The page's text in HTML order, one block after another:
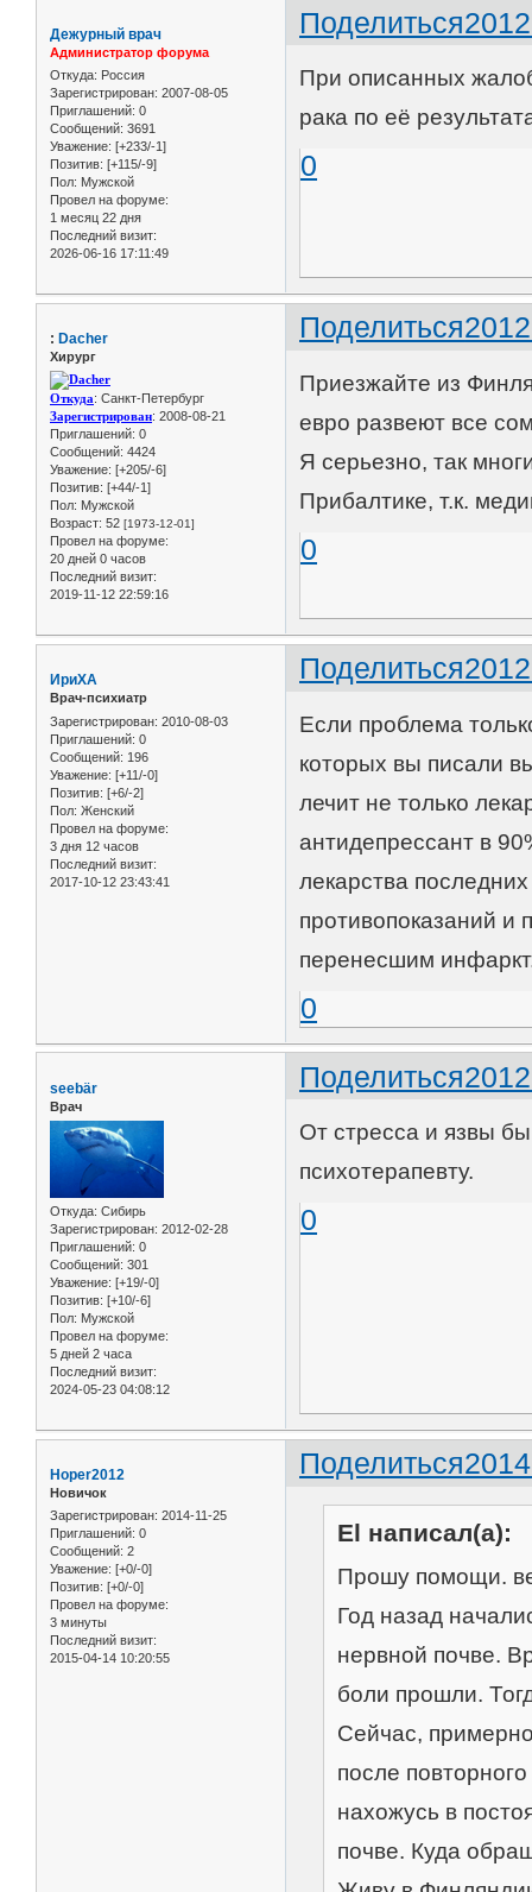
Поделиться
Дежурный врач
Администратор форума
Откуда: Россия
Зарегистрирован: 2007-08-05
Приглашений: 0
Сообщений: 3691
Уважение: [+233/-1]
Позитив: [+115/-9]
Пол: Мужской
Провел на форуме:
1 месяц 22 дня
Последний визит:
2026-06-16 17:11:49
При описанных
рака по её
0
Поделиться
: Dacher
Хирург
Откуда: Санкт-Петербург
Зарегистрирован: 2008-08-21
Приглашений: 0
Сообщений: 4424
Уважение: [+205/-6]
Позитив: [+44/-1]
Пол: Мужской
Возраст: 52 [1973-12-01]
Провел на форуме:
20 дней 0 часов
Последний визит:
2019-11-12 22:59:16
Приезжайте из
евро развеют все
Я серьезно, так
Прибалтике, т.к.
0
Поделиться
ИриХА
Врач-психиатр
Зарегистрирован: 2010-08-03
Приглашений: 0
Сообщений: 196
Уважение: [+11/-0]
Позитив: [+6/-2]
Пол: Женский
Провел на форуме:
3 дня 12 часов
Последний визит:
2017-10-12 23:43:41
Если проблема
которых вы писали
лечит не только
антидепрессант в
лекарства
противопоказаний
перенесшим
0
Поделиться
seebär
Врач
Откуда: Сибирь
Зарегистрирован: 2012-02-28
Приглашений: 0
Сообщений: 301
Уважение: [+19/-0]
Позитив: [+10/-6]
Пол: Мужской
Провел на форуме:
5 дней 2 часа
Последний визит:
2024-05-23 04:08:12
От стресса и язвы
психотерапевту.
0
Поделиться
Hoper2012
Новичок
Зарегистрирован: 2014-11-25
Приглашений: 0
Сообщений: 2
Уважение: [+0/-0]
Позитив: [+0/-0]
Провел на форуме:
3 минуты
Последний визит:
2015-04-14 10:20:55
El написал(а):
Прошу помощи.
Год назад
нервной почве.
боли прошли.
Сейчас,
после
нахожусь в
почве. Куда